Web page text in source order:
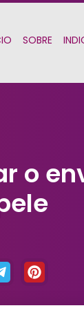
SOBRE
o